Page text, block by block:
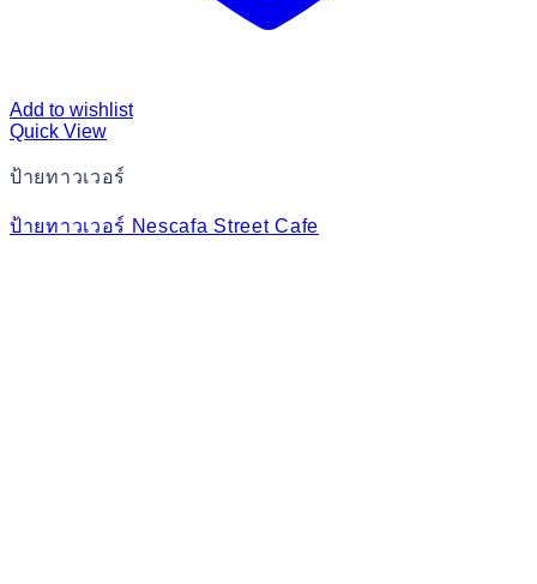
Add to wishlist
Quick View
ป้ายทาวเวอร์
ป้ายทาวเวอร์ Nescafa Street Cafe